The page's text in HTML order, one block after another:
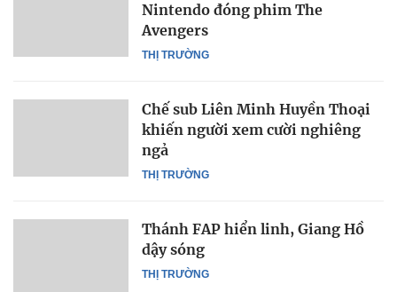
THỊ TRƯỜNG
Nintendo đóng phim The
Avengers
THỊ TRƯỜNG
Chế sub Liên Minh Huyền Thoại
khiến người xem cười nghiêng
ngả
THỊ TRƯỜNG
Thánh FAP hiển linh, Giang Hồ
dậy sóng